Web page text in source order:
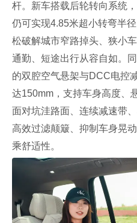
杆。新车搭载后轮转向系统
仍可实现4.85米超小转弯半
松破解城市窄路掉头、狭小
通勤、短途出行从容自如。
的双腔空气悬架与DCC电控
达150mm，支持车身高度、
面对坑洼路面、连续减速带
高效过滤颠簸、抑制车身晃
乘舒适性。